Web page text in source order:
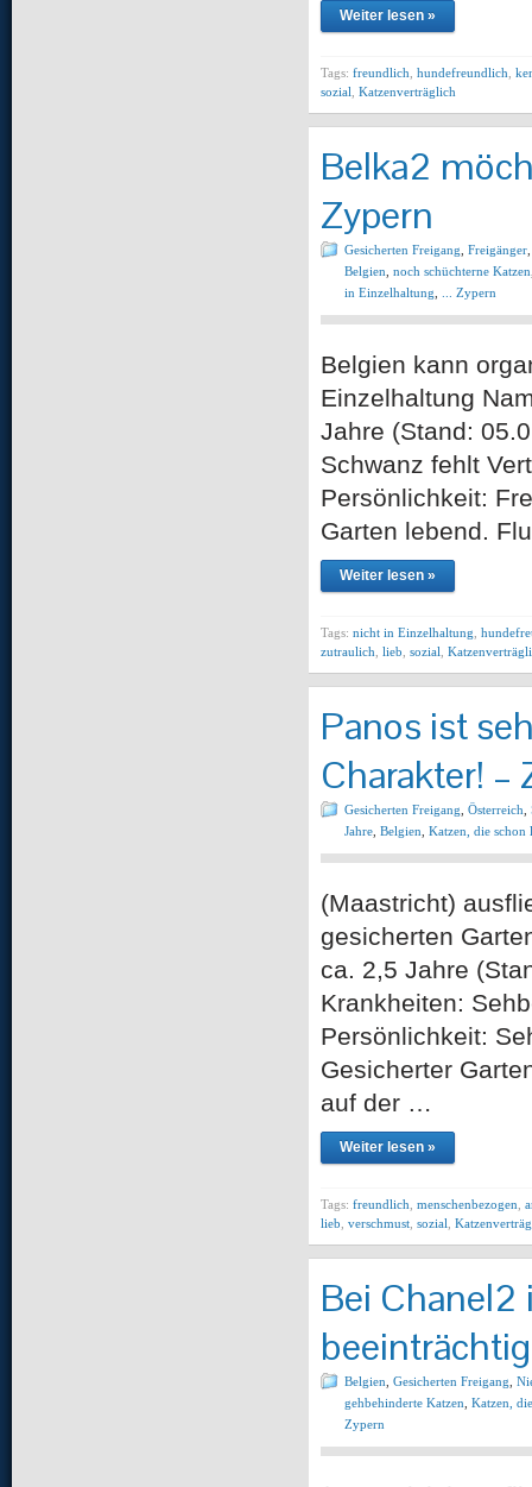
Weiter lesen »
Tags: freundlich hundefreundlich
sozial Katzenverträglich
Belka2
Zypern
Gesicherten Freigang Freigänger
Belgien noch schüchterne Katzen
in Einzelhaltung
... Zypern
Belgien kann
Einzelhaltung
Jahre (Stand:
Schwanz fehlt
Persönlichkeit:
Garten lebend.
Weiter lesen »
Tags: nicht in Einzelhaltung
zutraulich lieb sozial
Panos ist
Charakter! –
Gesicherten Freigang Österreich
Jahre Belgien Katzen, die schon
(Maastricht)
gesicherten
ca. 2,5 Jahre
Krankheiten:
Persönlichkeit:
Gesicherter
auf der …
Weiter lesen »
Tags: freundlich menschenbezogen
lieb verschmust sozial
Bei
Belgien Gesicherten Freigang
gehbehinderte Katzen Katzen,
Zypern